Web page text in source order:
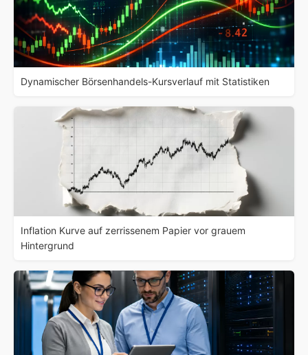
Dynamischer Börsenhandels-Kursverlauf mit Statistiken
Inflation Kurve auf zerrissenem Papier vor grauem
Hintergrund